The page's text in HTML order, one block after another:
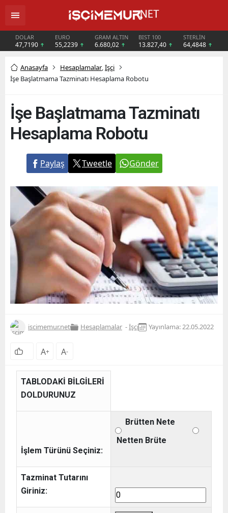
DOLAR
47,7190
EURO
55,2239
GRAM ALTIN
6.680,02
BIST 100
13.827,40
STERLİN
64,4848
Anasayfa Hesaplamalar,İşçi
İşe Başlatmama Tazminatı Hesaplama Robotu
İşe Başlatmama Tazminatı
Hesaplama Robotu
Paylaş Tweetle Gönder
iscimemur.net Hesaplamalar -İşçi Yayınlama: 22.05.2022
A+ A-
TABLODAKİ BİLGİLERİ
DOLDURUNUZ
İşlem Türünü Seçiniz:
Brütten Nete
Netten Brüte
Tazminat Tutarını
Giriniz: